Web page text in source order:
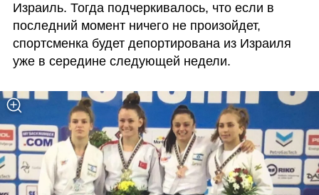
Израиль. Тогда подчеркивалось, что если в
последний момент ничего не произойдет,
спортсменка будет депортирована из Израиля
уже в середине следующей недели.